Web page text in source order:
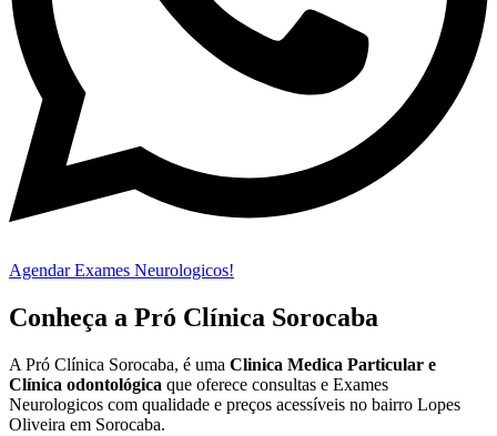
Agendar Exames Neurologicos!
Conheça a Pró Clínica Sorocaba
A Pró Clínica Sorocaba, é uma Clinica Medica Particular e
Clínica odontológica que oferece consultas e Exames
Neurologicos com qualidade e preços acessíveis no bairro Lopes
Oliveira em Sorocaba.